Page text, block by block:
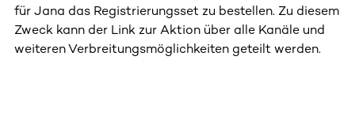
für Jana das Registrierungsset zu bestellen. Zu diesem
Zweck kann der Link zur Aktion über alle Kanäle und
weiteren Verbreitungsmöglichkeiten geteilt werden.